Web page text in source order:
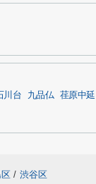
川台 九品仏 荏原中延
区 / 渋谷区